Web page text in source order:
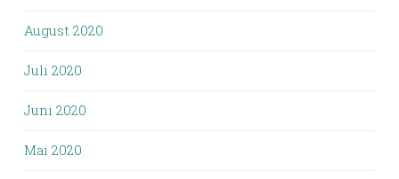
August 2020
Juli 2020
Juni 2020
Mai 2020